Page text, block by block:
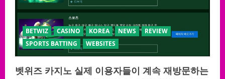
장
의
민
낯
공
개:
레
플
리
카
한
BETWIZ CASINO KOREA NEWS
REVIEW
SPORTS BATTING
WEBSITES
벳위즈 카지노 실제 이용자들이 계속 재방문하는